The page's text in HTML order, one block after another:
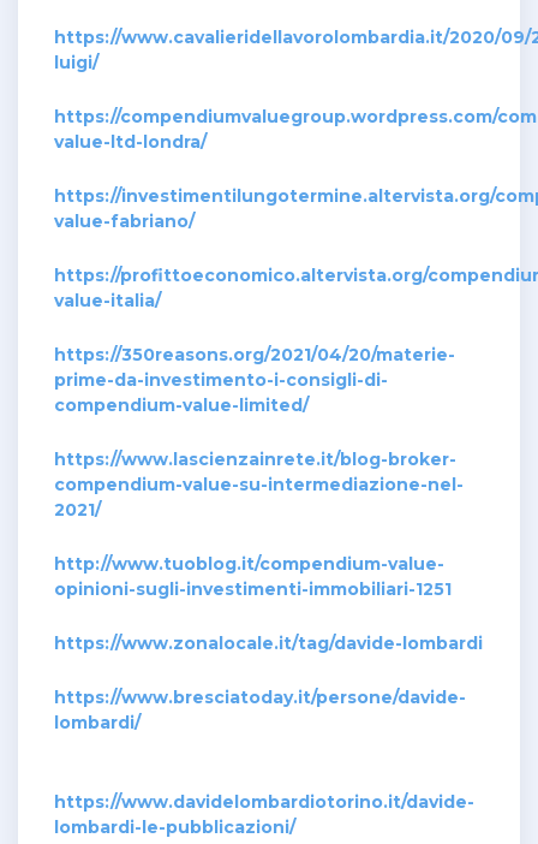
https://www.cavalieridellavorolombardia.it/2020/09/
luigi/
https://compendiumvaluegroup.wordpress.com/
value-ltd-londra/
https://investimentilungotermine.altervista.org/
value-fabriano/
https://profittoeconomico.altervista.org/
value-italia/
https://350reasons.org/2021/04/20/materie-
prime-da-investimento-i-consigli-di-
compendium-value-limited/
https://www.lascienzainrete.it/blog-broker-
compendium-value-su-intermediazione-nel-
2021/
http://www.tuoblog.it/compendium-value-
opinioni-sugli-investimenti-immobiliari-1251
https://www.zonalocale.it/tag/davide-lombardi
https://www.bresciatoday.it/persone/davide-
lombardi/
https://www.davidelombardiotorino.it/davide-
lombardi-le-pubblicazioni/